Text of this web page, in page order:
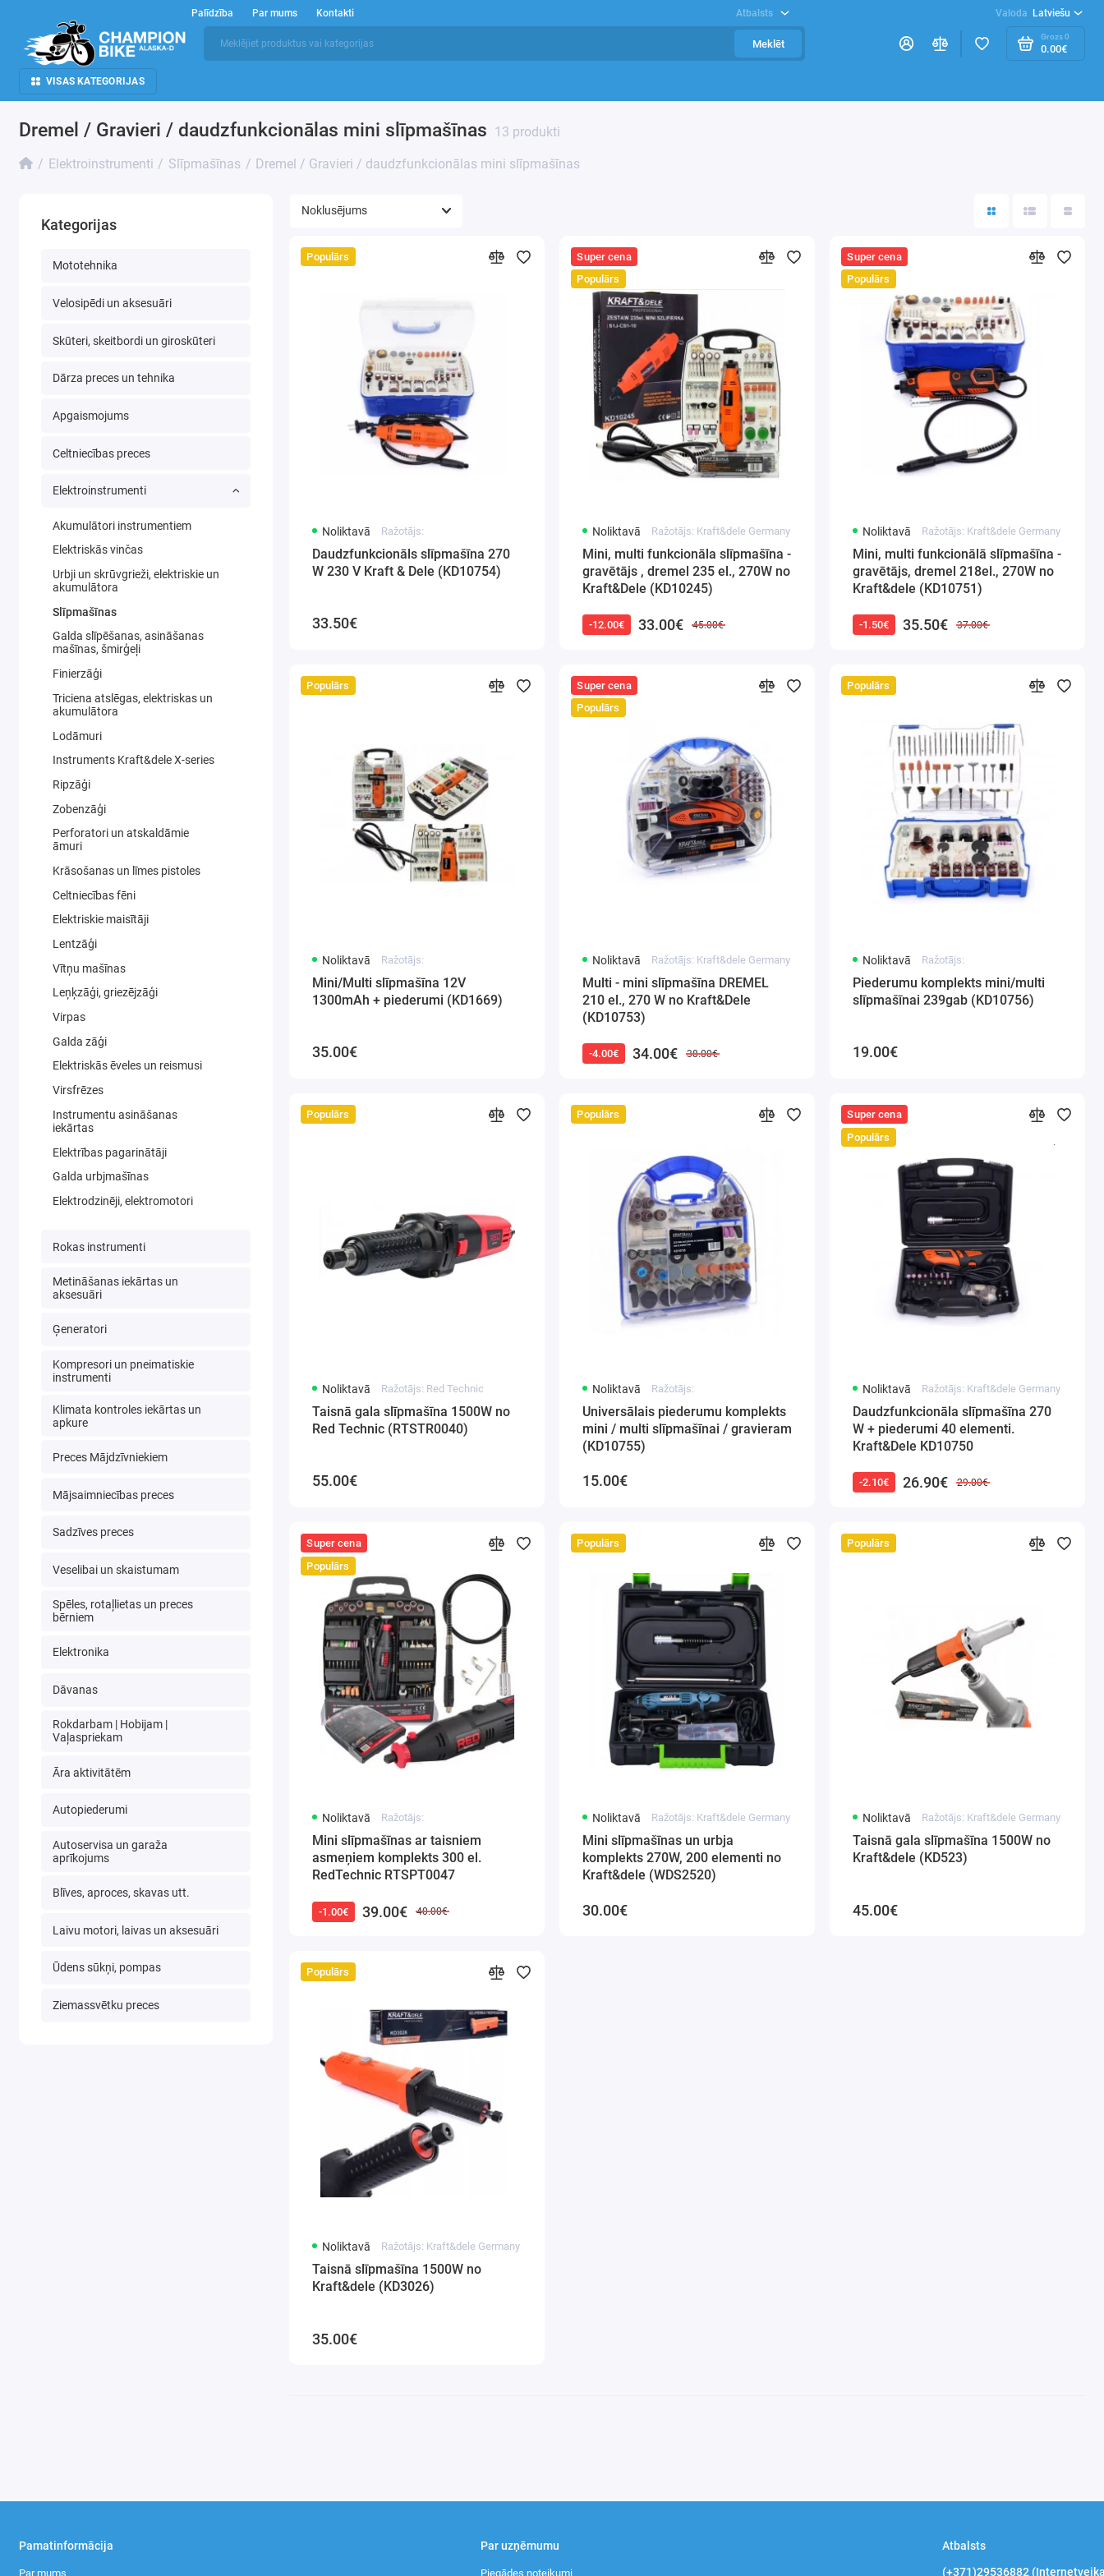
Palīdzība Par mums Kontakti Atbalsts Valoda Latviešu
Meklēt
Grozs0
0.00€
VISAS KATEGORIJAS
Dremel / Gravieri / daudzfunkcionālas mini slīpmašīnas 13 produkti
Elektroinstrumenti Slīpmašīnas Dremel / Gravieri / daudzfunkcionālas mini slīpmašīnas
Kategorijas
Mototehnika
Velosipēdi un aksesuāri
Skūteri, skeitbordi un giroskūteri
Dārza preces un tehnika
Apgaismojums
Celtniecības preces
Elektroinstrumenti
Akumulātori instrumentiem
Elektriskās vinčas
Urbji un skrūvgrieži, elektriskie un
akumulātora
Slīpmašīnas
Galda slīpēšanas, asināšanas
mašīnas, šmirģeļi
Finierzāģi
Triciena atslēgas, elektriskas un
akumulātora
Lodāmuri
Instruments Kraft&dele X-series
Ripzāģi
Zobenzāģi
Perforatori un atskaldāmie
āmuri
Krāsošanas un līmes pistoles
Celtniecības fēni
Elektriskie maisītāji
Lentzāģi
Vītņu mašīnas
Leņķzāģi, griezējzāģi
Virpas
Galda zāģi
Elektriskās ēveles un reismusi
Virsfrēzes
Instrumentu asināšanas
iekārtas
Elektrības pagarinātāji
Galda urbjmašīnas
Elektrodzinēji, elektromotori
Rokas instrumenti
Metināšanas iekārtas un
aksesuāri
Ģeneratori
Kompresori un pneimatiskie
instrumenti
Klimata kontroles iekārtas un
apkure
Preces Mājdzīvniekiem
Mājsaimniecības preces
Sadzīves preces
Veselibai un skaistumam
Spēles, rotaļlietas un preces
bērniem
Elektronika
Dāvanas
Rokdarbam | Hobijam |
Vaļaspriekam
Āra aktivitātēm
Autopiederumi
Autoservisa un garaža
aprīkojums
Blīves, aproces, skavas utt.
Laivu motori, laivas un aksesuāri
Ūdens sūkņi, pompas
Ziemassvētku preces
Populārs
Noliktavā Ražotājs:
Daudzfunkcionāls slīpmašīna 270
W 230 V Kraft & Dele (KD10754)
33.50€
Super cena
Populārs
Noliktavā Ražotājs: Kraft&dele Germany
Mini, multi funkcionāla slīpmašīna -
gravētājs , dremel 235 el., 270W no
Kraft&Dele (KD10245)
-12.00€ 33.00€ 45.00€
Super cena
Populārs
Noliktavā Ražotājs: Kraft&dele Germany
Mini, multi funkcionālā slīpmašīna -
gravētājs, dremel 218el., 270W no
Kraft&dele (KD10751)
-1.50€ 35.50€ 37.00€
Populārs
Noliktavā Ražotājs:
Mini/Multi slīpmašīna 12V
1300mAh + piederumi (KD1669)
35.00€
Super cena
Populārs
Noliktavā Ražotājs: Kraft&dele Germany
Multi - mini slīpmašīna DREMEL
210 el., 270 W no Kraft&Dele
(KD10753)
-4.00€ 34.00€ 38.00€
Populārs
Noliktavā Ražotājs:
Piederumu komplekts mini/multi
slīpmašīnai 239gab (KD10756)
19.00€
Populārs
Noliktavā Ražotājs: Red Technic
Taisnā gala slīpmašīna 1500W no
Red Technic (RTSTR0040)
55.00€
Populārs
Noliktavā Ražotājs:
Universālais piederumu komplekts
mini / multi slīpmašīnai / gravieram
(KD10755)
15.00€
Super cena
Populārs
Noliktavā Ražotājs: Kraft&dele Germany
Daudzfunkcionāla slīpmašīna 270
W + piederumi 40 elementi.
Kraft&Dele KD10750
-2.10€ 26.90€ 29.00€
Super cena
Populārs
Noliktavā Ražotājs:
Mini slīpmašīnas ar taisniem
asmeņiem komplekts 300 el.
RedTechnic RTSPT0047
-1.00€ 39.00€ 40.00€
Populārs
Noliktavā Ražotājs: Kraft&dele Germany
Mini slīpmašīnas un urbja
komplekts 270W, 200 elementi no
Kraft&dele (WDS2520)
30.00€
Populārs
Noliktavā Ražotājs: Kraft&dele Germany
Taisnā gala slīpmašīna 1500W no
Kraft&dele (KD523)
45.00€
Populārs
Noliktavā Ražotājs: Kraft&dele Germany
Taisnā slīpmašīna 1500W no
Kraft&dele (KD3026)
35.00€
Pamatinformācija
Par mums
Par uzņēmumu
Piegādes noteikumi
Atbalsts
(+371)29536882